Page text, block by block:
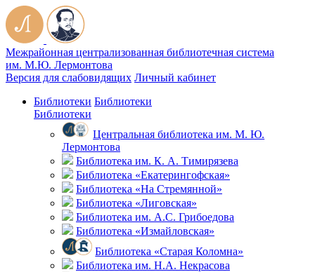
Межрайонная централизованная библиотечная система
им. М.Ю. Лермонтова
Версия для слабовидящих Личный кабинет
Библиотеки Библиотеки
Библиотеки
Центральная библиотека им. М. Ю.
Лермонтова
Библиотека им. К. А. Тимирязева
Библиотека «Екатерингофская»
Библиотека «На Стремянной»
Библиотека «Лиговская»
Библиотека им. А.С. Грибоедова
Библиотека «Измайловская»
Библиотека «Старая Коломна»
Библиотека им. Н.А. Некрасова